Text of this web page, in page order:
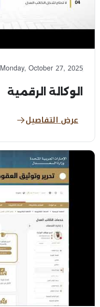
Monday, October 27, 2025
الوكالة الرقمية
عرض التفاصيل